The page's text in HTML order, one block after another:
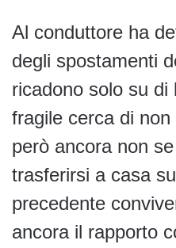
Al conduttore ha
degli spostamenti
ricadono solo su
fragile cerca di
però ancora non
trasferirsi a casa
precedente
ancora il rapporto